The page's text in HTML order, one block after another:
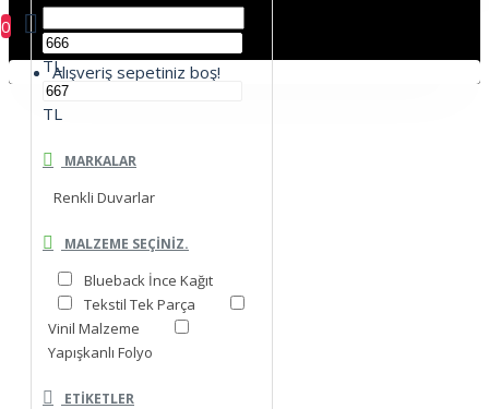
0
Alışveriş sepetiniz boş!
TL
TL
MARKALAR
Renkli Duvarlar
MALZEME SEÇINIZ.
Blueback İnce Kağıt
Tekstil Tek Parça
Vinil Malzeme
Yapışkanlı Folyo
ETIKETLER